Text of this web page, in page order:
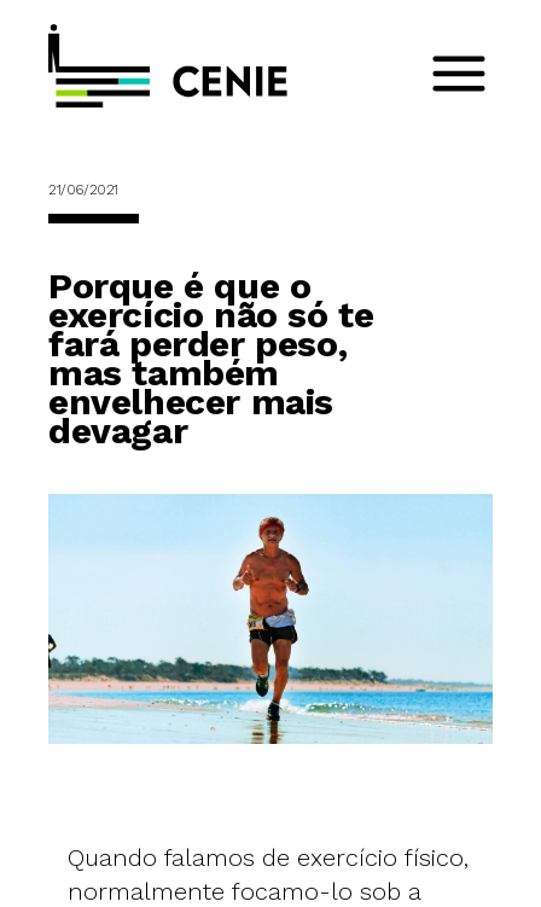
21/06/2021
Porque é que o
exercício não só te
fará perder peso,
mas também
envelhecer mais
devagar
Quando falamos de exercício físico,
normalmente focamo-lo sob a